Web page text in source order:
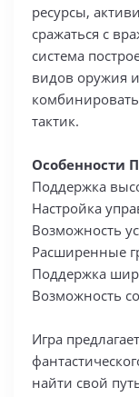
ресурсы,
сражаться с
система
видов оружия
тактик.
Особенности
Поддержка
Настройка
Возможность
Расширенные
Поддержка
Возможность
Игра
найти свой